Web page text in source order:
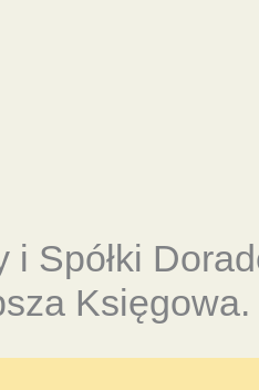
i Spółki
Księgowa.